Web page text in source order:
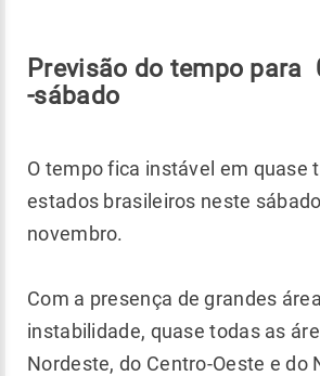
Previsão do tempo para
-sábado
O tempo fica instável em quase
estados brasileiros neste
novembro.
Com a presença de grandes
instabilidade, quase todas as
Nordeste, do Centro-Oeste e do